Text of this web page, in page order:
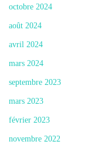
octobre 2024
août 2024
avril 2024
mars 2024
septembre 2023
mars 2023
février 2023
novembre 2022